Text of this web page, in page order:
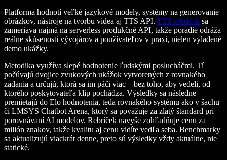
Platforma hodnotí veľké jazykové modely, systémy na generovanie
obrázkov, nástroje na tvorbu videa aj TTS API. TTS rebríček sa
zameriava najmä na serverless produkčné API, takže poradie odráža
reálne skúsenosti vývojárov a používateľov v praxi, nielen vyladené
demo ukážky.
Metodika využíva slepé hodnotenie ľudskými poslucháčmi. Tí
počúvajú dvojice zvukových ukážok vytvorených z rovnakého
zadania a určujú, ktorá sa im páči viac – bez toho, aby vedeli, od
ktorého poskytovateľa klip pochádza. Výsledky sa následne
premietajú do Elo hodnotenia, teda rovnakého systému ako v šachu
či LMSYS Chatbot Arena, ktorý sa považuje za zlatý štandard pri
porovnávaní AI modelov. Rebríček navyše zohľadňuje cenu za
milión znakov, takže kvalitu aj cenu vidíte vedľa seba. Benchmarky
sa aktualizujú viackrát denne, preto sú výsledky vždy aktuálne, nie
statické.